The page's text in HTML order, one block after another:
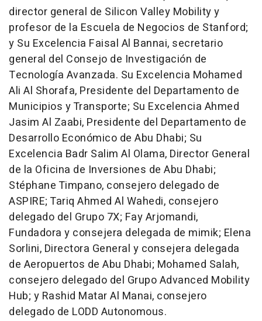
director general de Silicon Valley Mobility y
profesor de la Escuela de Negocios de Stanford;
y Su Excelencia Faisal Al Bannai, secretario
general del Consejo de Investigación de
Tecnología Avanzada. Su Excelencia Mohamed
Ali Al Shorafa, Presidente del Departamento de
Municipios y Transporte; Su Excelencia Ahmed
Jasim Al Zaabi, Presidente del Departamento de
Desarrollo Económico de Abu Dhabi; Su
Excelencia Badr Salim Al Olama, Director General
de la Oficina de Inversiones de Abu Dhabi;
Stéphane Timpano, consejero delegado de
ASPIRE; Tariq Ahmed Al Wahedi, consejero
delegado del Grupo 7X; Fay Arjomandi,
Fundadora y consejera delegada de mimik; Elena
Sorlini, Directora General y consejera delegada
de Aeropuertos de Abu Dhabi; Mohamed Salah,
consejero delegado del Grupo Advanced Mobility
Hub; y Rashid Matar Al Manai, consejero
delegado de LODD Autonomous.